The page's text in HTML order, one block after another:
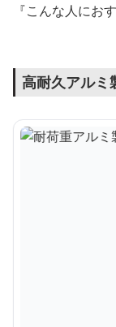
『こんな人にお
高耐久アルミ